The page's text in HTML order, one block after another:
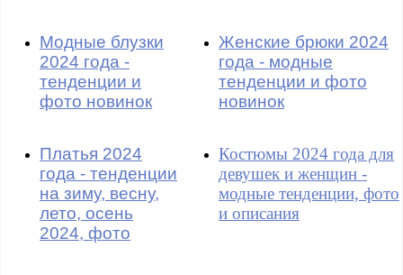
Модные блузки
2024 года -
тенденции и
фото новинок
Женские брюки 2024
года - модные
тенденции и фото
новинок
Платья 2024
года - тенденции
на зиму, весну,
лето, осень
2024, фото
Костюмы 2024 года для
девушек и женщин -
модные тенденции, фото
и описания